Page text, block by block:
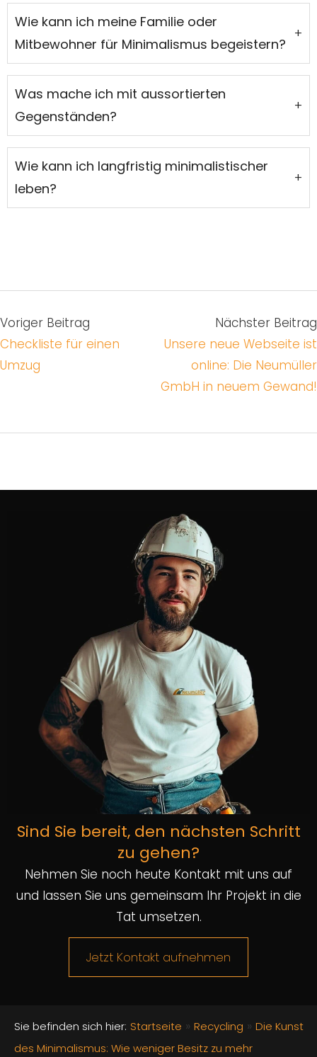
Wie kann ich meine Familie oder
Mitbewohner für Minimalismus begeistern?
+
Was mache ich mit aussortierten
Gegenständen?
+
Wie kann ich langfristig minimalistischer
leben?
+
Voriger Beitrag
Checkliste für einen
Umzug
Nächster Beitrag
Unsere neue Webseite ist
online: Die Neumüller
GmbH in neuem Gewand!
Sind Sie bereit, den nächsten Schritt
zu gehen?
Nehmen Sie noch heute Kontakt mit uns auf
und lassen Sie uns gemeinsam Ihr Projekt in die
Tat umsetzen.
Jetzt Kontakt aufnehmen
Sie befinden sich hier: Startseite » Recycling » Die Kunst
des Minimalismus: Wie weniger Besitz zu mehr